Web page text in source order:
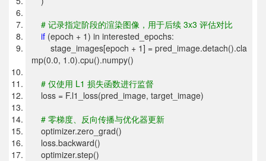
# 记录指定阶段的渲染图像，用于后续 3x3 评估对比
if (epoch + 1) in interested_epochs:
stage_images[epoch + 1] = pred_image.detach().cla
mp(0.0, 1.0).cpu().numpy()
# 仅使用 L1 损失函数进行监督
loss = F.l1_loss(pred_image, target_image)
# 零梯度、反向传播与优化器更新
optimizer.zero_grad()
loss.backward()
optimizer.step()